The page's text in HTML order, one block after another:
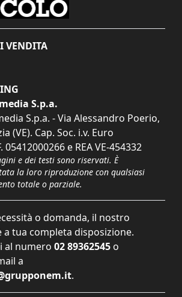
VENDITA
S.p.a.
S.p.a. - Via Alessandro Poerio,
(VE). Cap. Soc. i.v. Euro
05412000266 e REA VE-454332
e dei testi sono riservati. È
la loro riproduzione con qualsiasi
totale o parziale.
o domanda, il nostro
a tua completa disposizione.
al numero 02 89362545 o
a
.